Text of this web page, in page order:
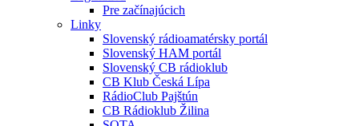
Pre začínajúcich
Linky
Slovenský rádioamatérsky portál
Slovenský HAM portál
Slovenský CB rádioklub
CB Klub Česká Lípa
RádioClub Pajštún
CB Rádioklub Žilina